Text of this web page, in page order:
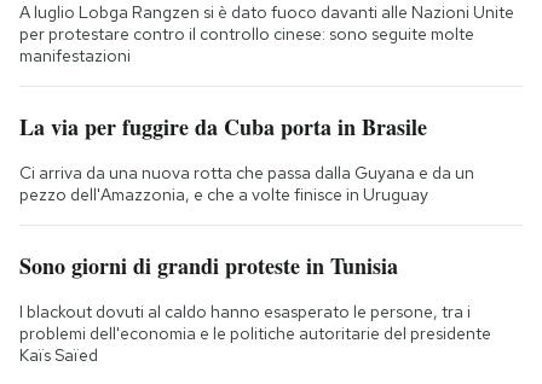
A luglio Lobga Rangzen si è dato fuoco davanti alle Nazioni Unite
per protestare contro il controllo cinese: sono seguite molte
manifestazioni
La via per fuggire da Cuba porta in Brasile
Ci arriva da una nuova rotta che passa dalla Guyana e da un
pezzo dell'Amazzonia, e che a volte finisce in Uruguay
Sono giorni di grandi proteste in Tunisia
I blackout dovuti al caldo hanno esasperato le persone, tra i
problemi dell'economia e le politiche autoritarie del presidente
Kaïs Saïed